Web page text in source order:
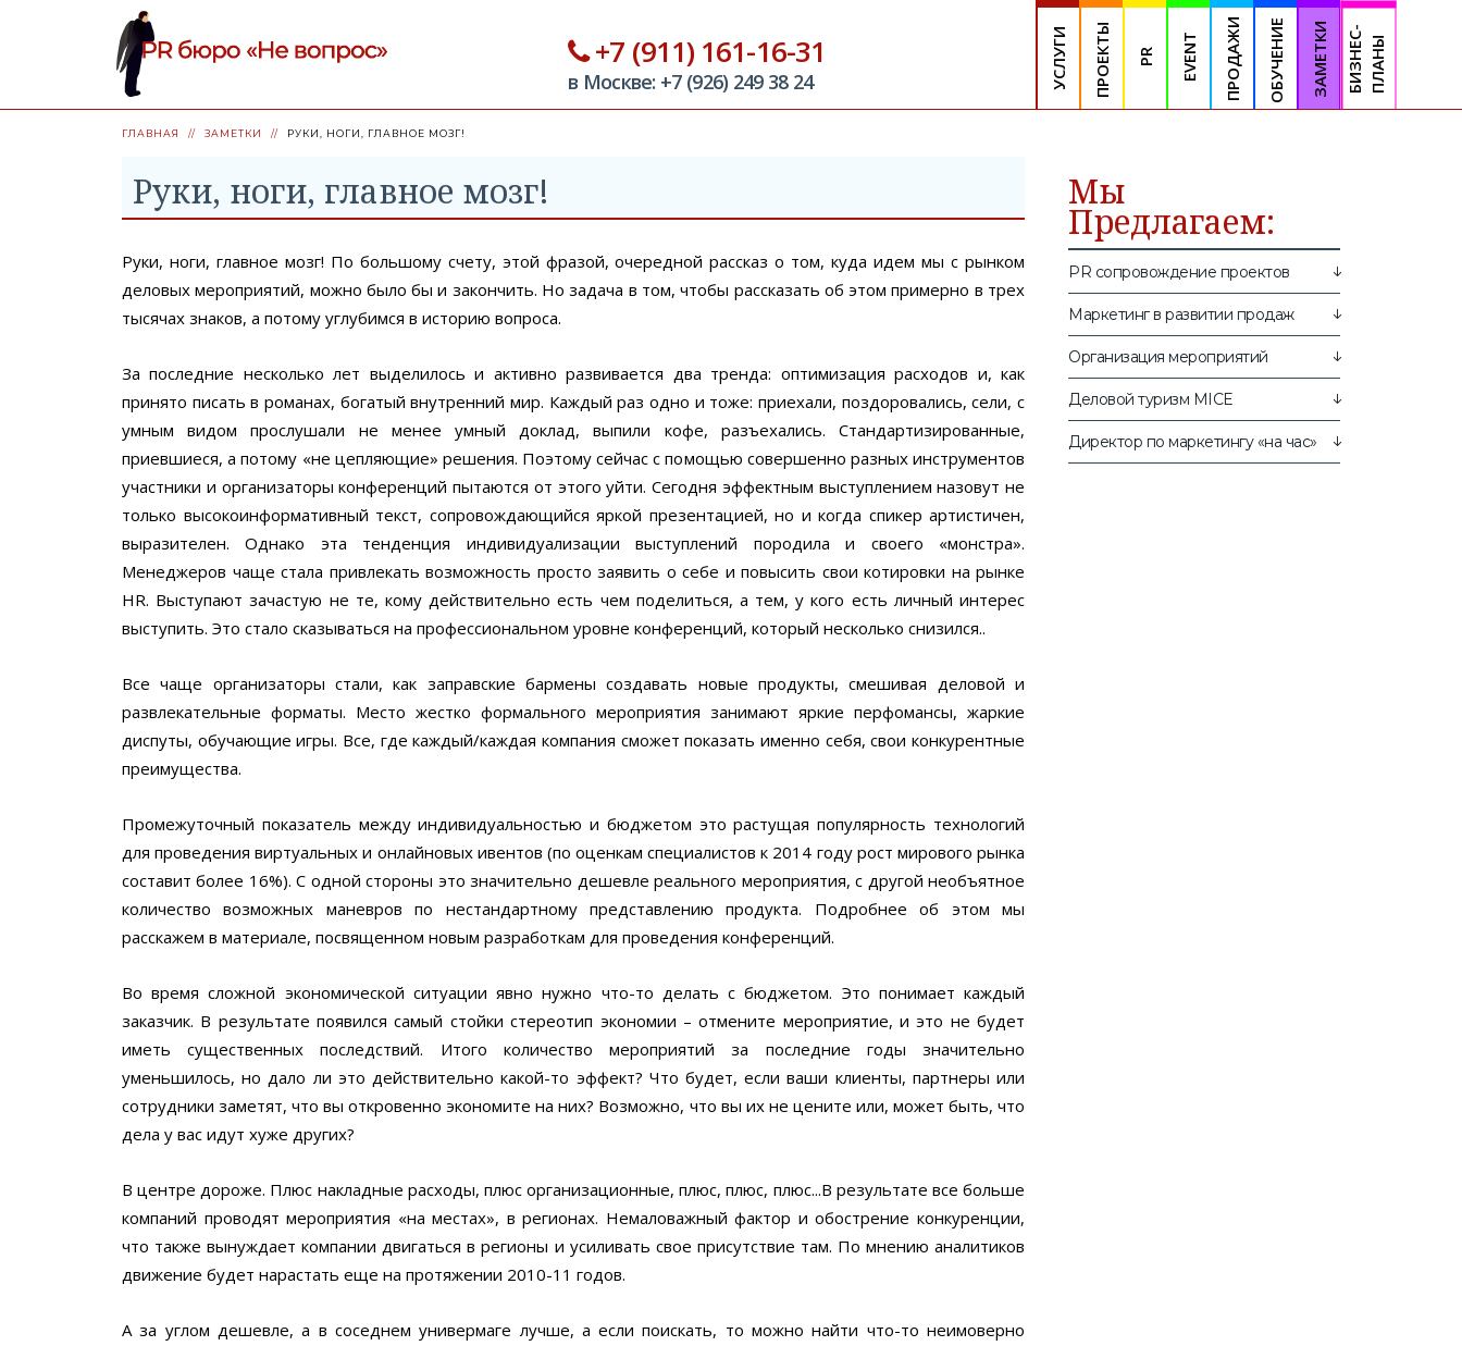
+7 (911) 161-16-31
в Москве: +7 (926) 249 38 24 УСЛУГИ ПРОЕКТЫ PR EVENT ПРОДАЖИ ОБУЧЕНИЕ ЗАМЕТКИ Б
И
З
Н
Е
С
-
П
Л
А
Н Ы
ГЛАВНАЯ ЗАМЕТКИ РУКИ, НОГИ, ГЛАВНОЕ МОЗГ!
Руки, ноги, главное мозг!
Руки, ноги, главное мозг! По большому счету, этой фразой, очередной рассказ о том, куда идем мы с рынком
деловых мероприятий, можно было бы и закончить. Но задача в том, чтобы рассказать об этом примерно в трех
тысячах знаков, а потому углубимся в историю вопроса.
За последние несколько лет выделилось и активно развивается два тренда: оптимизация расходов и, как
принято писать в романах, богатый внутренний мир. Каждый раз одно и тоже: приехали, поздоровались, сели, с
умным видом прослушали не менее умный доклад, выпили кофе, разъехались. Стандартизированные,
приевшиеся, а потому «не цепляющие» решения. Поэтому сейчас с помощью совершенно разных инструментов
участники и организаторы конференций пытаются от этого уйти. Сегодня эффектным выступлением назовут не
только высокоинформативный текст, сопровождающийся яркой презентацией, но и когда спикер артистичен,
выразителен. Однако эта тенденция индивидуализации выступлений породила и своего «монстра».
Менеджеров чаще стала привлекать возможность просто заявить о себе и повысить свои котировки на рынке
HR. Выступают зачастую не те, кому действительно есть чем поделиться, а тем, у кого есть личный интерес
выступить. Это стало сказываться на профессиональном уровне конференций, который несколько снизился..
Все чаще организаторы стали, как заправские бармены создавать новые продукты, смешивая деловой и
развлекательные форматы. Место жестко формального мероприятия занимают яркие перфомансы, жаркие
диспуты, обучающие игры. Все, где каждый/каждая компания сможет показать именно себя, свои конкурентные
преимущества.
Промежуточный показатель между индивидуальностью и бюджетом это растущая популярность технологий
для проведения виртуальных и онлайновых ивентов (по оценкам специалистов к 2014 году рост мирового рынка
составит более 16%). С одной стороны это значительно дешевле реального мероприятия, с другой необъятное
количество возможных маневров по нестандартному представлению продукта. Подробнее об этом мы
расскажем в материале, посвященном новым разработкам для проведения конференций.
Во время сложной экономической ситуации явно нужно что-то делать с бюджетом. Это понимает каждый
заказчик. В результате появился самый стойки стереотип экономии – отмените мероприятие, и это не будет
иметь существенных последствий. Итого количество мероприятий за последние годы значительно
уменьшилось, но дало ли это действительно какой-то эффект? Что будет, если ваши клиенты, партнеры или
сотрудники заметят, что вы откровенно экономите на них? Возможно, что вы их не цените или, может быть, что
дела у вас идут хуже других?
В центре дороже. Плюс накладные расходы, плюс организационные, плюс, плюс, плюс...В результате все больше
компаний проводят мероприятия «на местах», в регионах. Немаловажный фактор и обострение конкуренции,
что также вынуждает компании двигаться в регионы и усиливать свое присутствие там. По мнению аналитиков
движение будет нарастать еще на протяжении 2010-11 годов.
А за углом дешевле, а в соседнем универмаге лучше, а если поискать, то можно найти что-то неимоверно
Мы
Предлагаем:
PR сопровождение проектов
Маркетинг в развитии продаж
Организация мероприятий
Деловой туризм MICE
Директор по маркетингу «на час»